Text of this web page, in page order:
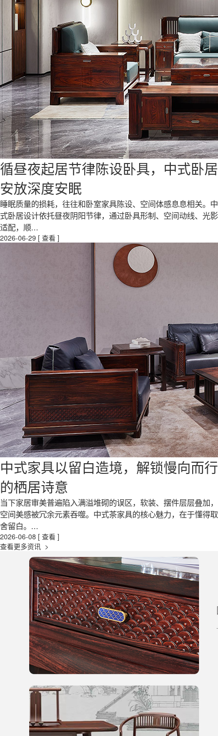
循昼夜起居节律陈设卧具，中式卧居
安放深度安眠
睡眠质量的损耗，往往和卧室家具陈设、空间体感息息相关。中
式卧居设计依托昼夜阴阳节律，通过卧具形制、空间动线、光影
适配，顺...
2026-06-29 [ 查看 ]
中式家具以留白造境，解锁慢向而行
的栖居诗意
当下家居审美普遍陷入满溢堆砌的误区，软装、摆件层层叠加，
空间美感被冗余元素吞噬。中式茶家具的核心魅力，在于懂得取
舍留白。...
2026-06-08 [ 查看 ]
查看更多资讯 >